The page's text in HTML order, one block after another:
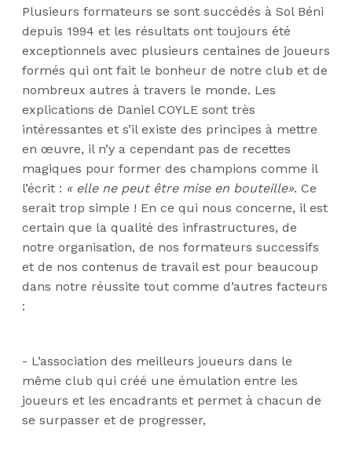
Plusieurs formateurs se sont succédés à Sol Béni
depuis 1994 et les résultats ont toujours été
exceptionnels avec plusieurs centaines de joueurs
formés qui ont fait le bonheur de notre club et de
nombreux autres à travers le monde. Les
explications de Daniel COYLE sont très
intéressantes et s’il existe des principes à mettre
en œuvre, il n’y a cependant pas de recettes
magiques pour former des champions comme il
l’écrit : « elle ne peut être mise en bouteille». Ce
serait trop simple ! En ce qui nous concerne, il est
certain que la qualité des infrastructures, de
notre organisation, de nos formateurs successifs
et de nos contenus de travail est pour beaucoup
dans notre réussite tout comme d’autres facteurs
:
- L’association des meilleurs joueurs dans le
même club qui créé une émulation entre les
joueurs et les encadrants et permet à chacun de
se surpasser et de progresser,